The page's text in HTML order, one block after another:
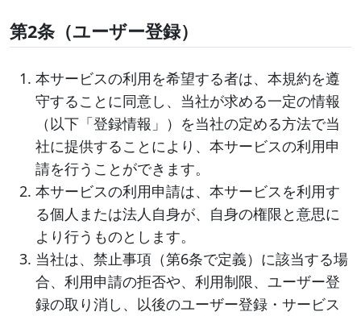
第2条（ユーザー登録）
本サービスの利用を希望する者は、本規約を遵
守することに同意し、当社が求める一定の情報
（以下「登録情報」）を当社の定める方法で当
社に提供することにより、本サービスの利用申
請を行うことができます。
本サービスの利用申請は、本サービスを利用す
る個人または法人自身が、自身の権限と意思に
より行うものとします。
当社は、禁止事項（第6条で定義）に該当する場
合、利用申請の拒否や、利用制限、ユーザー登
録の取り消し、以後のユーザー登録・サービス